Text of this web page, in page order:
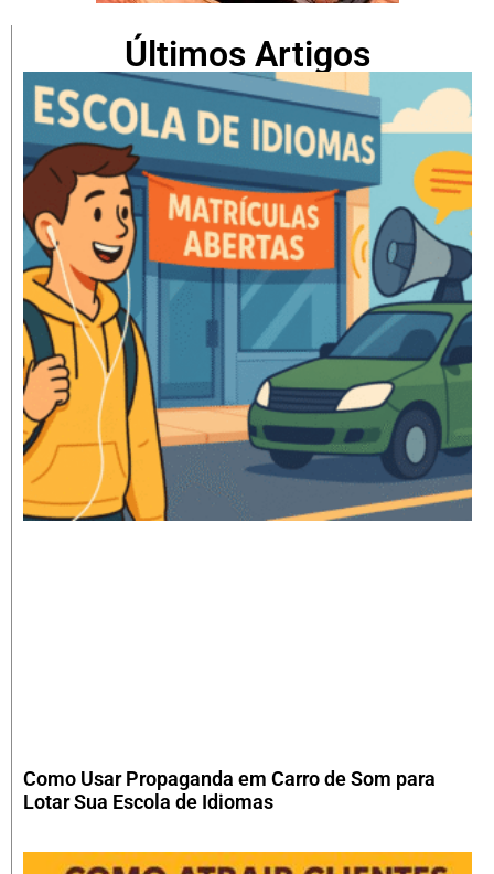
Últimos Artigos
Como Usar Propaganda em Carro de Som para
Lotar Sua Escola de Idiomas